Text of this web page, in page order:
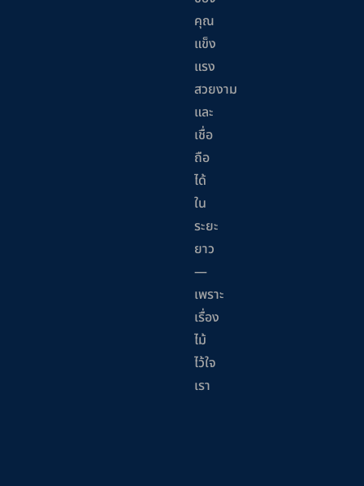
คุณ
แข็ง
แรง
สวยงาม
และ
เชื่อ
ถือ
ได้
ใน
ระยะ
ยาว
—
เพราะ
เรื่อง
ไม้
ไว้ใจ
เรา